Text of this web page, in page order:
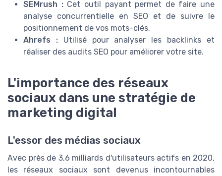
SEMrush :Cet outil payant permet de faire une
analyse concurrentielle en SEO et de suivre le
positionnement de vos mots-clés.
Ahrefs :Utilisé pour analyser les backlinks et
réaliser des audits SEO pour améliorer votre site.
L'importance des réseaux
sociaux dans une stratégie de
marketing digital
L'essor des médias sociaux
Avec près de 3,6 milliards d'utilisateurs actifs en 2020,
les réseaux sociaux sont devenus incontournables